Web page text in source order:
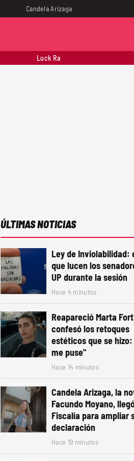
Candela Arizaga
Luck Ra
ÚLTIMAS NOTICIAS
Ley de Inviolabilidad:
que lucen los
UP durante la sesión
Hace 4 minutos
Reapareció Marta
confesó los retoques
estéticos que se hizo:
me puse"
Hace 14 minutos
Candela Arizaga, la
Facundo Moyano,
Fiscalía para ampliar
declaración
Hace 19 minutos